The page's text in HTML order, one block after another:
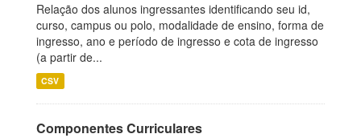
Relação dos alunos ingressantes identificando seu id,
curso, campus ou polo, modalidade de ensino, forma de
ingresso, ano e período de ingresso e cota de ingresso
(a partir de...
CSV
Componentes Curriculares